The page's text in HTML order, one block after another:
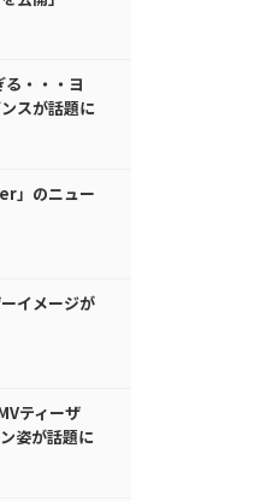
・・・ヨ
スが話題に
」のニュー
イメージが
ティーザ
姿が話題に